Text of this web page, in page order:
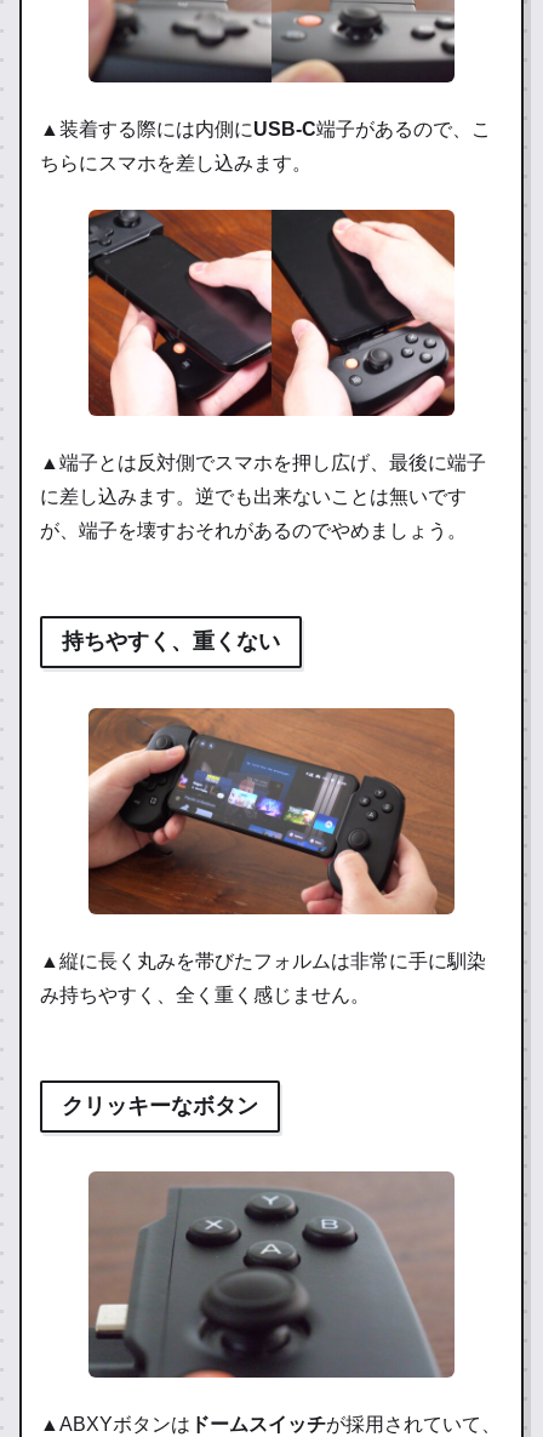
▲装着する際には内側にUSB-C端子があるので、こ
ちらにスマホを差し込みます。
▲端子とは反対側でスマホを押し広げ、最後に端子
に差し込みます。逆でも出来ないことは無いです
が、端子を壊すおそれがあるのでやめましょう。
持ちやすく、重くない
▲縦に長く丸みを帯びたフォルムは非常に手に馴染
み持ちやすく、全く重く感じません。
クリッキーなボタン
▲ABXYボタンは ドームスイッチが採用されていて、